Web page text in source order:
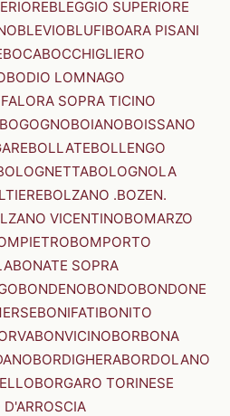
BLEGGIO SUPERIORE
BLEVIOBLUFIBOARA PISANI
BOCABOCCHIGLIERO
BODIO LOMNAGO
SOPRA TICINO
BOGOGNOBOIANOBOISSANO
BOLLATEBOLLENGO
BOLOGNOLA
BOLZANO .BOZEN.
VICENTINOBOMARZO
BOMPORTO
BONATE SOPRA
BONDENOBONDOBONDONE
BONIFATIBONITO
BONVICINOBORBONA
BORDIGHERABORDOLANO
BORGARO TORINESE